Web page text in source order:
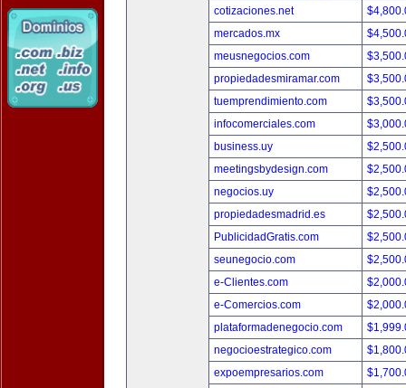
cotizaciones.net
mercados.mx
meusnegocios.com
propiedadesmiramar.com
tuemprendimiento.com
infocomerciales.com
business.uy
meetingsbydesign.com
negocios.uy
propiedadesmadrid.es
PublicidadGratis.com
seunegocio.com
e-Clientes.com
e-Comercios.com
plataformadenegocio.com
negocioestrategico.com
expoempresarios.com